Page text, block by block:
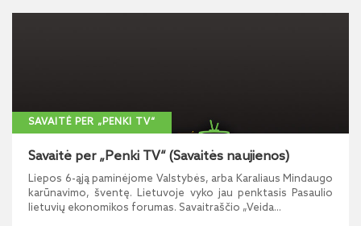
SAVAITĖ PER „PENKI TV“
Savaitė per „Penki TV“ (Savaitės naujienos)
Liepos 6-ąją paminėjome Valstybės, arba Karaliaus Mindaugo
karūnavimo, šventę. Lietuvoje vyko jau penktasis Pasaulio
lietuvių ekonomikos forumas. Savaitraščio „Veida...